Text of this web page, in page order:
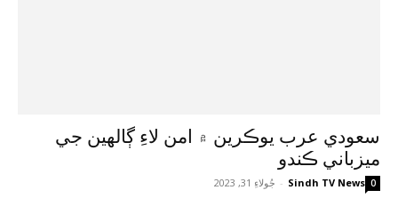
سعودي عرب يوڪرين ۾ امن لاءِ ڳالهين جي
ميزباني ڪندو
Sindh TV News
- جُولاءِ 31, 2023 0